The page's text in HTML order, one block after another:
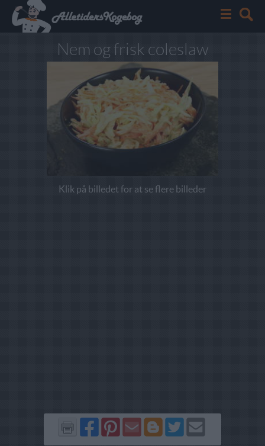
Nem og frisk coleslaw
Klik på billedet for at se flere billeder
Del
på
Del
på
Send
via
Del
på
Del
på
Send